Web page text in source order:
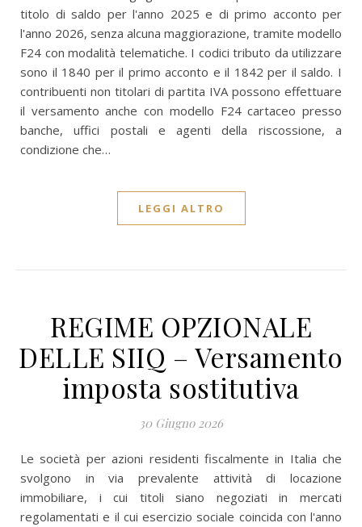
titolo di saldo per l'anno 2025 e di primo acconto per
l'anno 2026, senza alcuna maggiorazione, tramite modello
F24 con modalità telematiche. I codici tributo da utilizzare
sono il 1840 per il primo acconto e il 1842 per il saldo. I
contribuenti non titolari di partita IVA possono effettuare
il versamento anche con modello F24 cartaceo presso
banche, uffici postali e agenti della riscossione, a
condizione che…
LEGGI ALTRO
REGIME OPZIONALE
DELLE SIIQ – Versamento
imposta sostitutiva
30 Giugno 2026
Le società per azioni residenti fiscalmente in Italia che
svolgono in via prevalente attività di locazione
immobiliare, i cui titoli siano negoziati in mercati
regolamentati e il cui esercizio sociale coincida con l'anno